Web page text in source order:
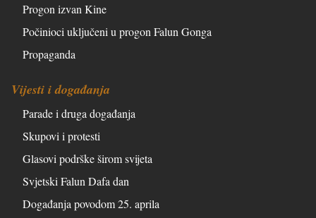
Progon izvan Kine
Počinioci uključeni u progon Falun Gonga
Propaganda
Vijesti i događanja
Parade i druga događanja
Skupovi i protesti
Glasovi podrške širom svijeta
Svjetski Falun Dafa dan
Događanja povodom 25. aprila